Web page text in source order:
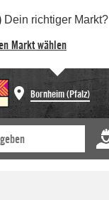
Dein richtiger Markt?
Markt wählen
Bornheim (Pfalz)